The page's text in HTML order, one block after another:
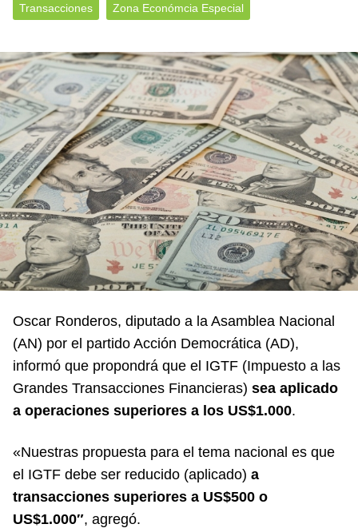
Transacciones Zona Económcia Especial
Oscar Ronderos, diputado a la Asamblea Nacional
(AN) por el partido Acción Democrática (AD),
informó que propondrá que el IGTF (Impuesto a las
Grandes Transacciones Financieras) sea aplicado
a operaciones superiores a los US$1.000.
«Nuestras propuesta para el tema nacional es que
el IGTF debe ser reducido (aplicado) a
transacciones superiores a US$500 o
US$1.000″, agregó.